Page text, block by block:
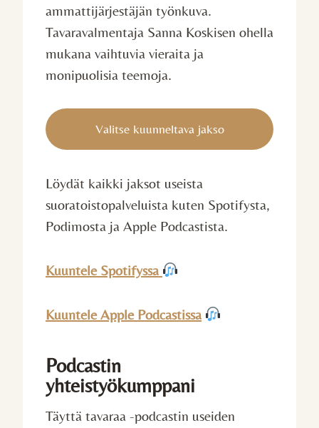
ammattijärjestäjän työnkuva.
Tavaravalmentaja Sanna Koskisen ohella
mukana vaihtuvia vieraita ja
monipuolisia teemoja.
Valitse kuunneltava jakso
Löydät kaikki jaksot useista
suoratoistopalveluista kuten Spotifysta,
Podimosta ja Apple Podcastista.
Kuuntele Spotifyssa
Kuuntele Apple Podcastissa
Podcastin
yhteistyökumppani
Täyttä tavaraa -podcastin useiden